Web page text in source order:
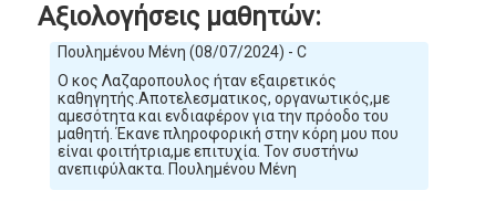
Αξιολογήσεις μαθητών:
Πουλημένου Μένη (08/07/2024) - C
Ο κος Λαζαροπουλος ήταν εξαιρετικός
καθηγητής.Αποτελεσματικος, οργανωτικός,με
αμεσότητα και ενδιαφέρον για την πρόοδο του
μαθητή. Έκανε πληροφορική στην κόρη μου που
είναι φοιτήτρια,με επιτυχία. Τον συστήνω
ανεπιφύλακτα. Πουλημένου Μένη